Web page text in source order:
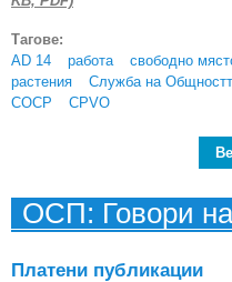
Тагове:
AD 14
работа свободно
растения
Служба на
СОСР
CPVO
ОСП: Говори
Платени публикации